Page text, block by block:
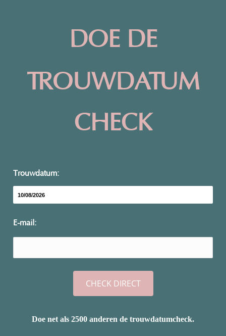
DOE DE
TROUWDATUM
CHECK
Trouwdatum:
E-mail:
Doe net als 2500 anderen de trouwdatumcheck.